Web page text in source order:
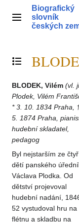
obsahHlavní menu
Biografický
slovník
českých
Přepnout obsah
BLODEK, Vilém (vl.
Plodek, Vilém
* 3. 10. 1834 Praha,
5. 1874 Praha,
hudební skladatel,
pedagog
Byl nejstarším ze čtyř
dětí panského
Václava Plodka. Od
dětství projevoval
hudební nadání,
52 vystudoval hru na
flétnu a skladbu na